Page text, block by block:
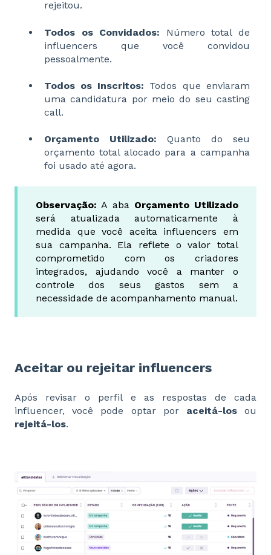
rejeitou.
Todos os Convidados: Número total de
influencers que você convidou
pessoalmente.
Todos os Inscritos: Todos que enviaram
uma candidatura por meio do seu casting
call.
Orçamento Utilizado: Quanto do seu
orçamento total alocado para a campanha
foi usado até agora.
Observação: A aba Orçamento Utilizado
será atualizada automaticamente à
medida que você aceita influencers em
sua campanha. Ela reflete o valor total
comprometido com os criadores
integrados, ajudando você a manter o
controle dos seus gastos sem a
necessidade de acompanhamento manual.
Aceitar ou rejeitar influencers
Após revisar o perfil e as respostas de cada
influencer, você pode optar por aceitá-losou
rejeitá-los.